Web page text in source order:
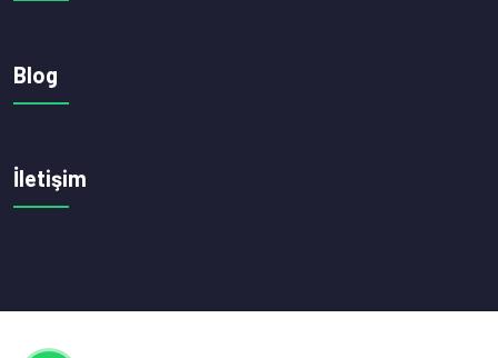
Blog
İletişim